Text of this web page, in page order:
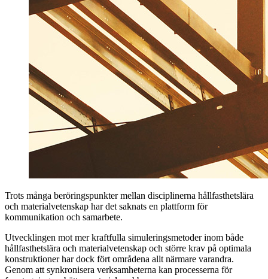
Trots många beröringspunkter mellan disciplinerna hållfasthetslära
och materialvetenskap har det saknats en plattform för
kommunikation och samarbete.
Utvecklingen mot mer kraftfulla simuleringsmetoder inom både
hållfasthetslära och materialvetenskap och större krav på optimala
konstruktioner har dock fört områdena allt närmare varandra.
Genom att synkronisera verksamheterna kan processerna för